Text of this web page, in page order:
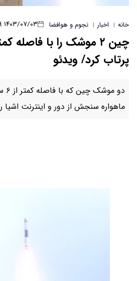
خانه | اخبار | نجوم و هوافضا ۱۴۰۳/۰۷/۰۳ ۱۶:۰۷:۴۹
پرتاب کرد/ ویدئو
ماهواره‌ سنجش از دور و اینترنت اشیا